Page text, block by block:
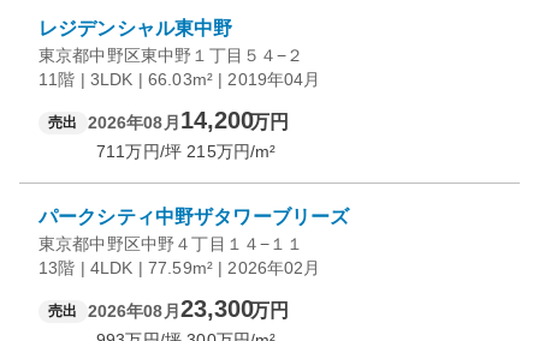
レジデンシャル東中野
東京都中野区東中野１丁目５４−２
11階 | 3LDK | 66.03m² | 2019年04月
売出 2026年08月 14,200万円
711万円/坪 215万円/m²
パークシティ中野ザタワーブリーズ
東京都中野区中野４丁目１４−１１
13階 | 4LDK | 77.59m² | 2026年02月
売出 2026年08月 23,300万円